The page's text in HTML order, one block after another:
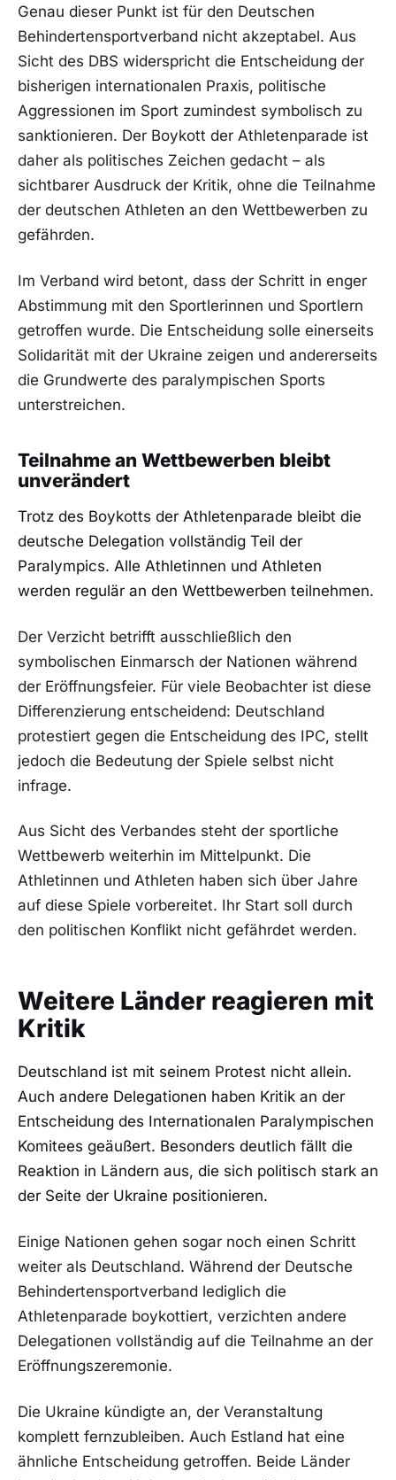
Genau dieser Punkt ist für den Deutschen
Behindertensportverband nicht akzeptabel. Aus
Sicht des DBS widerspricht die Entscheidung der
bisherigen internationalen Praxis, politische
Aggressionen im Sport zumindest symbolisch zu
sanktionieren. Der Boykott der Athletenparade ist
daher als politisches Zeichen gedacht – als
sichtbarer Ausdruck der Kritik, ohne die Teilnahme
der deutschen Athleten an den Wettbewerben zu
gefährden.
Im Verband wird betont, dass der Schritt in enger
Abstimmung mit den Sportlerinnen und Sportlern
getroffen wurde. Die Entscheidung solle einerseits
Solidarität mit der Ukraine zeigen und andererseits
die Grundwerte des paralympischen Sports
unterstreichen.
Teilnahme an Wettbewerben bleibt
unverändert
Trotz des Boykotts der Athletenparade bleibt die
deutsche Delegation vollständig Teil der
Paralympics. Alle Athletinnen und Athleten
werden regulär an den Wettbewerben teilnehmen.
Der Verzicht betrifft ausschließlich den
symbolischen Einmarsch der Nationen während
der Eröffnungsfeier. Für viele Beobachter ist diese
Differenzierung entscheidend: Deutschland
protestiert gegen die Entscheidung des IPC, stellt
jedoch die Bedeutung der Spiele selbst nicht
infrage.
Aus Sicht des Verbandes steht der sportliche
Wettbewerb weiterhin im Mittelpunkt. Die
Athletinnen und Athleten haben sich über Jahre
auf diese Spiele vorbereitet. Ihr Start soll durch
den politischen Konflikt nicht gefährdet werden.
Weitere Länder reagieren mit
Kritik
Deutschland ist mit seinem Protest nicht allein.
Auch andere Delegationen haben Kritik an der
Entscheidung des Internationalen Paralympischen
Komitees geäußert. Besonders deutlich fällt die
Reaktion in Ländern aus, die sich politisch stark an
der Seite der Ukraine positionieren.
Einige Nationen gehen sogar noch einen Schritt
weiter als Deutschland. Während der Deutsche
Behindertensportverband lediglich die
Athletenparade boykottiert, verzichten andere
Delegationen vollständig auf die Teilnahme an der
Eröffnungszeremonie.
Die Ukraine kündigte an, der Veranstaltung
komplett fernzubleiben. Auch Estland hat eine
ähnliche Entscheidung getroffen. Beide Länder